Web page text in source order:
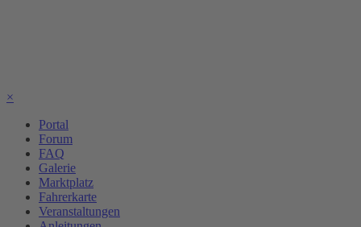
×
Portal
Forum
FAQ
Galerie
Marktplatz
Fahrerkarte
Veranstaltungen